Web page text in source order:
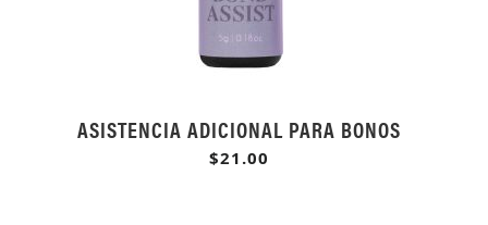
ASISTENCIA ADICIONAL PARA BONOS
$21.00